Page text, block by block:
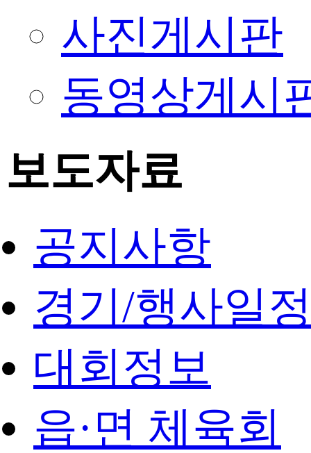
사진게시판
동영상게시
보도자료
공지사항
경기/행사일
대회정보
읍·면 체육회